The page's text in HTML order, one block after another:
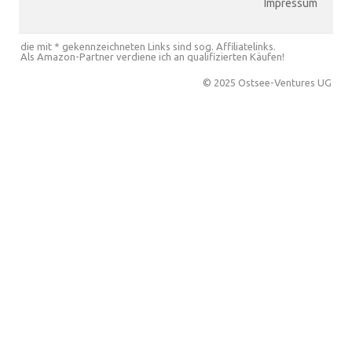
Impressum
die mit * gekennzeichneten Links sind sog. Affiliatelinks.
Als Amazon-Partner verdiene ich an qualifizierten Käufen!
© 2025 Ostsee-Ventures UG